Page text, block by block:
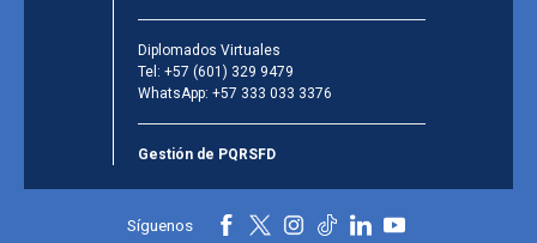
Diplomados Virtuales
Tel: +57 (601) 329 9479
WhatsApp: +57 333 033 3376
Gestión de PQRSFD
Síguenos